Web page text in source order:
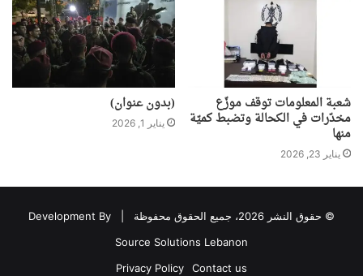
شعبة المعلومات توقف موزّع
مخدّرات في الكحالة وتضبط كميّة
منها
يناير 23, 2026
(بدون عنوان)
يناير 1, 2026
© حقوق النشر 2026، جميع الحقوق محفوظة |
Development By
Source Solutions Lebanon
Contact us
Privacy Policy